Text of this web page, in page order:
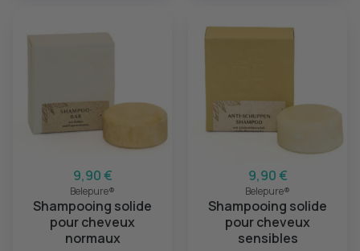
9,90 €
Belepure®
Shampooing solide
pour cheveux
normaux
9,90 €
Belepure®
Shampooing solide
pour cheveux
sensibles